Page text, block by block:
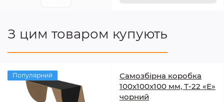
З цим товаром купують
Популярний
Самозбірна коробка
100x100x100 мм, Т-22 «Е»
чорний